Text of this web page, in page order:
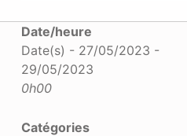
Date/heure
Date(s) - 27/05/2023 -
29/05/2023
0h00
Catégories